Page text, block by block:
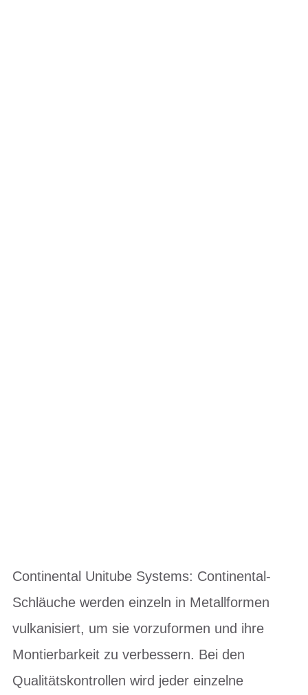
Continental Unitube Systems: Continental-
Schläuche werden einzeln in Metallformen
vulkanisiert, um sie vorzuformen und ihre
Montierbarkeit zu verbessern. Bei den
Qualitätskontrollen wird jeder einzelne